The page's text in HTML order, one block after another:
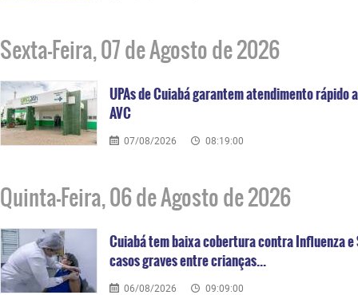
Sexta-Feira, 07 de Agosto de 2026
UPAs de Cuiabá garantem atendimento rápido
AVC
07/08/2026 08:19:00
Quinta-Feira, 06 de Agosto de 2026
Cuiabá tem baixa cobertura contra Influenza
casos graves entre crianças...
06/08/2026 09:09:00